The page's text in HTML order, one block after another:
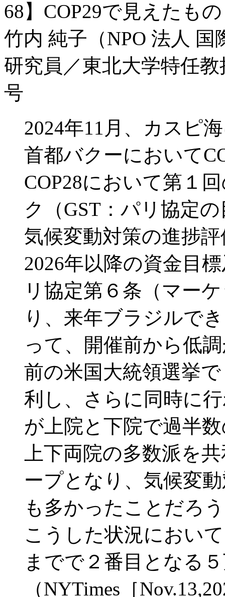
68】COP29で見えたもの
竹内 純子（NPO 法人
研究員／東北大学特任教
号
2024年11月、カスピ
首都バクーにおいて
COP28において第１
ク（GST：パリ協定
気候変動対策の進捗
2026年以降の資金目
リ協定第６条（マー
り、来年ブラジルで
って、開催前から低
前の米国大統領選挙
利し、さらに同時に
が上院と下院で過半
上下両院の多数派を
ープとなり、気候変
も多かったことだろ
こうした状況におい
までで２番目となる
（NYTimes［